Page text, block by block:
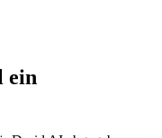
ein